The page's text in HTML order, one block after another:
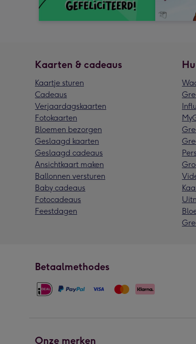
Kaarten & cadeaus
Kaartje sturen
Cadeaus
Verjaardagskaarten
Fotokaarten
Bloemen bezorgen
Geslaagd kaarten
Geslaagd cadeaus
Ansichtkaart maken
Ballonnen versturen
Baby cadeaus
Fotocadeaus
Feestdagen
Betaalmethodes
Onze merken